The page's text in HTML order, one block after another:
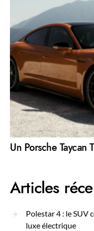
Un Porsche Taycan
Articles
Polestar 4 : le SUV
luxe électrique